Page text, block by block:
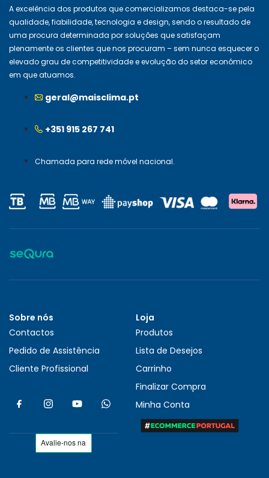
A excelência dos produtos que comercializamos destaca-se pela
qualidade, fiabilidade, tecnologia e design, sendo o resultado de
uma procura determinada por soluções que satisfaçam
plenamente os clientes que nos procuram – sem nunca esquecer o
elevado grau de competitividade e evolução do setor económico
em que atuamos.
geral@maisclima.pt
+351 915 267 741
Chamada para rede móvel nacional.
Sobre nós
Contactos
Pedido de Assistência
Cliente Profissional
Loja
Produtos
Lista de Desejos
Carrinho
Finalizar Compra
Minha Conta